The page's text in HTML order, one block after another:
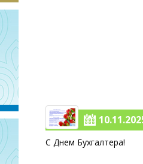
С Днем Бухгалтера!